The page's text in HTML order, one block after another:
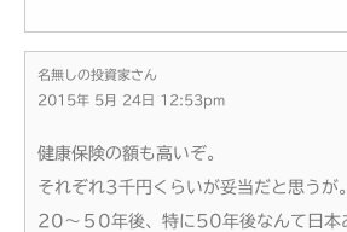
名無しの投資家さん
2015年 5月 24日 12:53pm
健康保険の額も高いぞ。
それぞれ3千円くらいが妥当だと思うが。
20～５0年後、特に50年後なんて日本